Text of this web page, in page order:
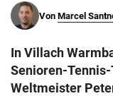
search
eingeben
Von Marcel
In Villach
Senioren-
Weltmeister